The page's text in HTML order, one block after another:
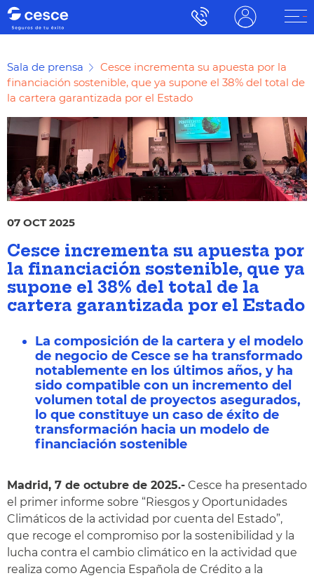
Sala de prensa
Cesce incrementa su apuesta por la
financiación sostenible, que ya supone el 38% del total de
la cartera garantizada por el Estado
07 OCT 2025
Cesce incrementa su apuesta por
la financiación sostenible, que ya
supone el 38% del total de la
cartera garantizada por el Estado
La composición de la cartera y el modelo
de negocio de Cesce se ha transformado
notablemente en los últimos años, y ha
sido compatible con un incremento del
volumen total de proyectos asegurados,
lo que constituye un caso de éxito de
transformación hacia un modelo de
financiación sostenible
Madrid, 7 de octubre de 2025.- Cesce ha presentado
el primer informe sobre “Riesgos y Oportunidades
Climáticos de la actividad por cuenta del Estado”,
que recoge el compromiso por la sostenibilidad y la
lucha contra el cambio climático en la actividad que
realiza como Agencia Española de Crédito a la